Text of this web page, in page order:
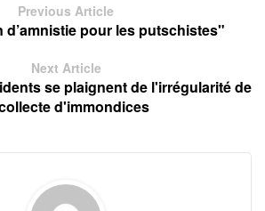
Previous Article
pour les putschistes"
Next Article
se plaignent de l'irrégularité de
d'immondices